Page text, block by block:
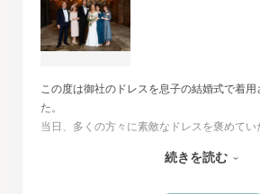
この度は御社のドレスを息子の結婚式で着
た。
当日、多くの方々に素敵なドレスを褒めて
その旨をお伝えさせていただきたいと思いま
続きを読む